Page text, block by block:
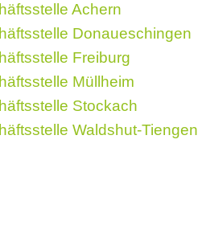
Achern
Donaueschingen
Freiburg
Müllheim
Stockach
Waldshut-Tiengen